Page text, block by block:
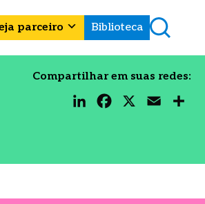
parceiro Biblioteca
Compartilhar em suas redes: